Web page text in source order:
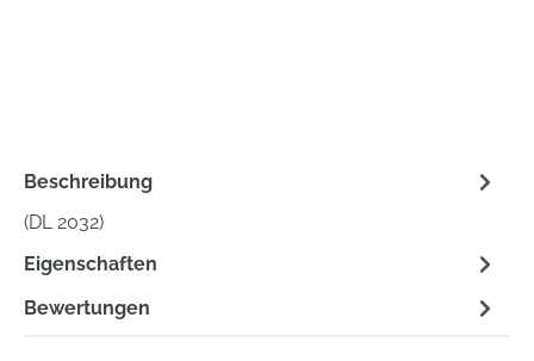
Beschreibung
(DL 2032)
Eigenschaften
Bewertungen